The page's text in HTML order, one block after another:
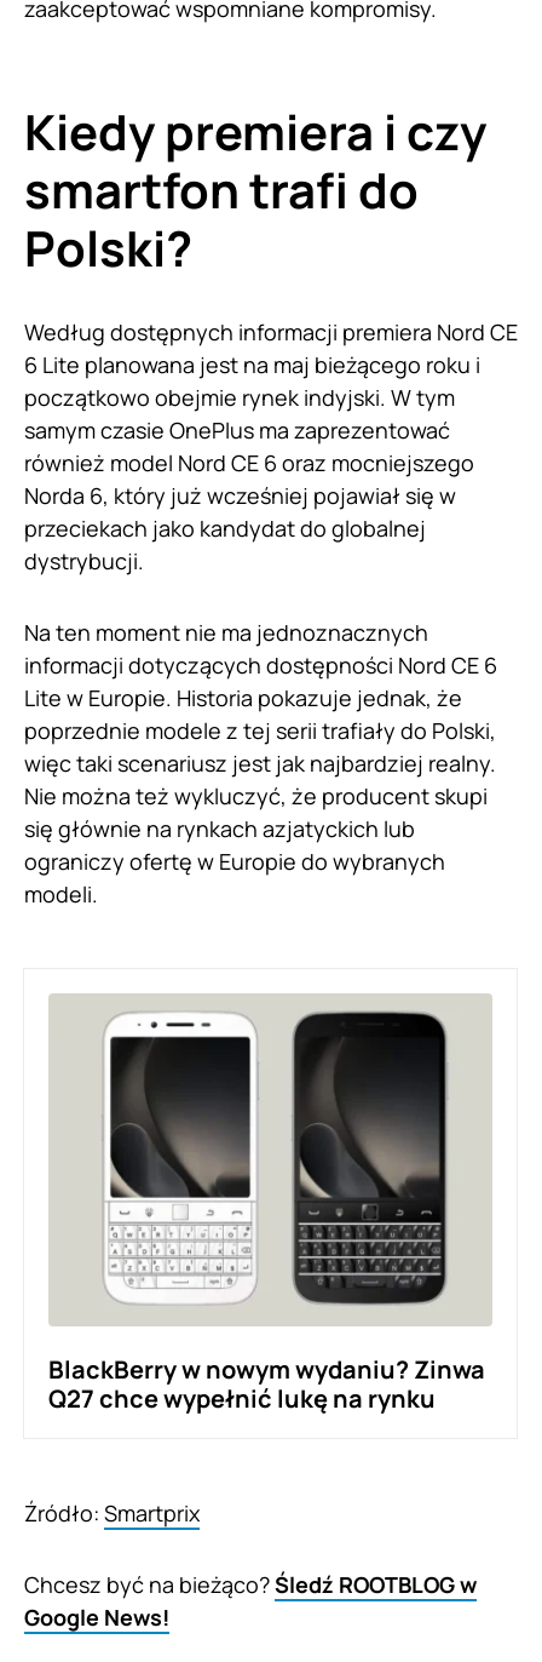
zaakceptować wspomniane kompromisy.
Kiedy premiera i czy
smartfon trafi do
Polski?
Według dostępnych informacji premiera Nord CE
6 Lite planowana jest na maj bieżącego roku i
początkowo obejmie rynek indyjski. W tym
samym czasie OnePlus ma zaprezentować
również model Nord CE 6 oraz mocniejszego
Norda 6, który już wcześniej pojawiał się w
przeciekach jako kandydat do globalnej
dystrybucji.
Na ten moment nie ma jednoznacznych
informacji dotyczących dostępności Nord CE 6
Lite w Europie. Historia pokazuje jednak, że
poprzednie modele z tej serii trafiały do Polski,
więc taki scenariusz jest jak najbardziej realny.
Nie można też wykluczyć, że producent skupi
się głównie na rynkach azjatyckich lub
ograniczy ofertę w Europie do wybranych
modeli.
BlackBerry w nowym wydaniu? Zinwa
Q27 chce wypełnić lukę na rynku
Źródło: Smartprix
Chcesz być na bieżąco?Śledź ROOTBLOG w
Google News!